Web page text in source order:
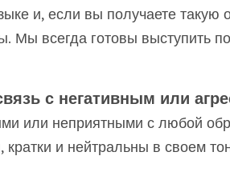
и, если вы получаете такую
Мы всегда готовы выступить
с негативным или
или неприятными с любой
и нейтральны в своем